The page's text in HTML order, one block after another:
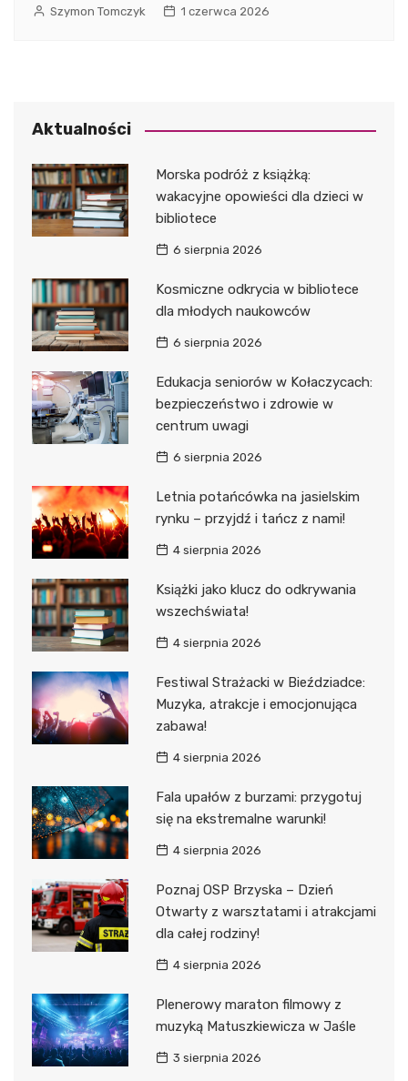
Szymon Tomczyk 1 czerwca 2026
Aktualności
Morska podróż z książką:
wakacyjne opowieści dla dzieci w
bibliotece
6 sierpnia 2026
Kosmiczne odkrycia w bibliotece
dla młodych naukowców
6 sierpnia 2026
Edukacja seniorów w Kołaczycach:
bezpieczeństwo i zdrowie w
centrum uwagi
6 sierpnia 2026
Letnia potańcówka na jasielskim
rynku – przyjdź i tańcz z nami!
4 sierpnia 2026
Książki jako klucz do odkrywania
wszechświata!
4 sierpnia 2026
Festiwal Strażacki w Bieździadce:
Muzyka, atrakcje i emocjonująca
zabawa!
4 sierpnia 2026
Fala upałów z burzami: przygotuj
się na ekstremalne warunki!
4 sierpnia 2026
Poznaj OSP Brzyska – Dzień
Otwarty z warsztatami i atrakcjami
dla całej rodziny!
4 sierpnia 2026
Plenerowy maraton filmowy z
muzyką Matuszkiewicza w Jaśle
3 sierpnia 2026